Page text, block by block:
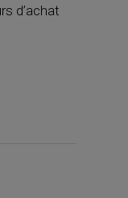
d’achat